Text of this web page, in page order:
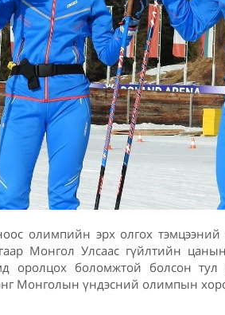
олимпийн эрх олгох тэмцээний
Монгол Улсаас гүйлтийн
оролцох боломжтой болсон
Монголын үндэсний олимпын